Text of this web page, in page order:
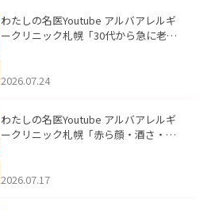
わたしの名医Youtube アルバアレルギ
ークリニック札幌「30代から急に老け
た。
2026.07.24
わたしの名医Youtube アルバアレルギ
ークリニック札幌「赤ら顔・酒さ・ニ
した。
2026.07.17